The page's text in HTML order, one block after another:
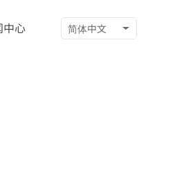
中心 简体中文